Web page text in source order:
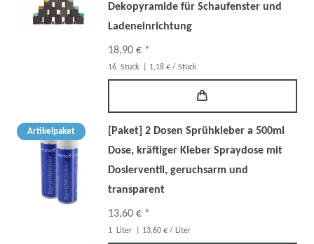
Dekopyramide für Schaufenster und
Ladeneinrichtung
18,90 € *
16 Stück | 1,18 € / Stück
Artikelpaket
[Paket] 2 Dosen Sprühkleber a 500ml
Dose, kräftiger Kleber Spraydose mit
Dosierventil, geruchsarm und
transparent
13,60 € *
1 Liter | 13,60 € / Liter